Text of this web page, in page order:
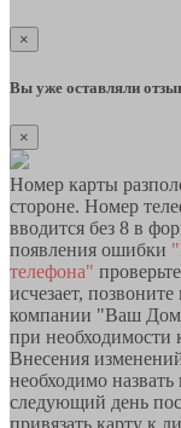
×
Вы уже оставляли
×
Номер карты
стороне. Номер
вводится без 8 в
появления ошибки
телефона"
исчезает,
компании "Ваш
при
Внесения
необходимо
следующий день